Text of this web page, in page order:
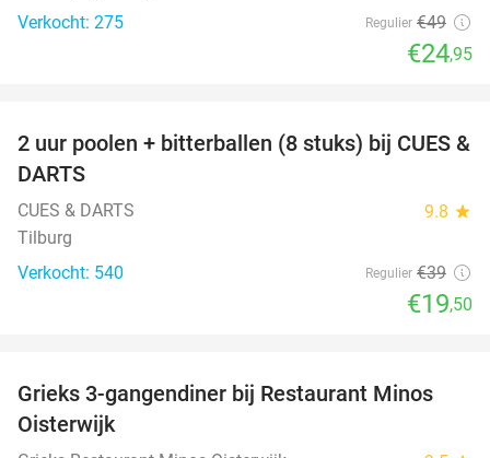
Verkocht: 275
Regulier €49
€24,95
50%
2 uur poolen + bitterballen (8 stuks) bij CUES &
DARTS
CUES & DARTS 9.8 star
Tilburg
Verkocht: 540
Regulier €39
€19,50
30%
Grieks 3-gangendiner bij Restaurant Minos
Oisterwijk